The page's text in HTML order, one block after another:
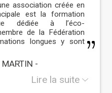
association créée en
est la formation
dédiée à l’éco-
de la Fédération
longues y sont
niveau 5
Lire la suite